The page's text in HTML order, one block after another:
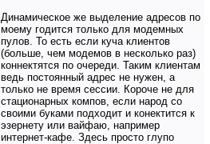
Динамическое же выделение адресов по
моему годится только для модемных
пулов. То есть если куча клиентов
(больше, чем модемов в несколько раз)
коннектятся по очереди. Таким клиентам
ведь постоянный адрес не нужен, а
только не время сессии. Короче не для
стационарных компов, если народ со
своими буками подходит и конектится к
эзернету или вайфаю, например
интернет-кафе. Здесь просто глупо